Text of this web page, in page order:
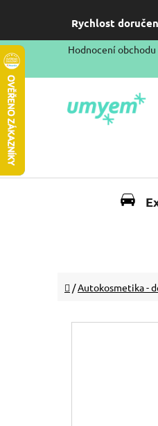
obsah
Rychlost
Hodnocení obchodu
Domů
/Autokosmetika -